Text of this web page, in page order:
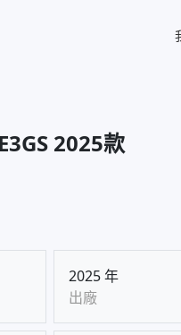
2025款
2025 年
出廠